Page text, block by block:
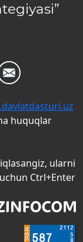
huquqlar
ularni
Ctrl+Enter